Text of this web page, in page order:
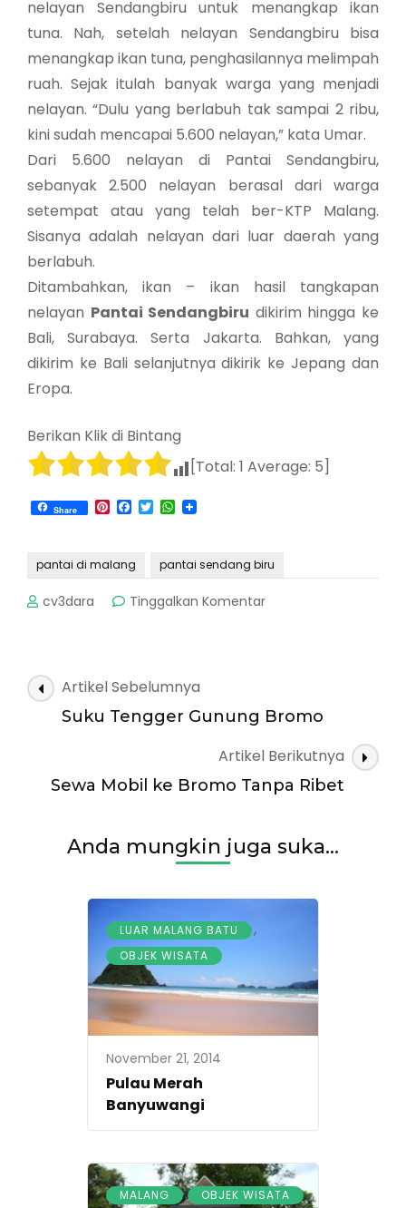
nelayan Sendangbiru untuk menangkap ikan
tuna. Nah, setelah nelayan Sendangbiru bisa
menangkap ikan tuna, penghasilannya melimpah
ruah. Sejak itulah banyak warga yang menjadi
nelayan. “Dulu yang berlabuh tak sampai 2 ribu,
kini sudah mencapai 5.600 nelayan,” kata Umar.
Dari 5.600 nelayan di Pantai Sendangbiru,
sebanyak 2.500 nelayan berasal dari warga
setempat atau yang telah ber-KTP Malang.
Sisanya adalah nelayan dari luar daerah yang
berlabuh.
Ditambahkan, ikan – ikan hasil tangkapan
nelayan Pantai Sendangbiru dikirim hingga ke
Bali, Surabaya. Serta Jakarta. Bahkan, yang
dikirim ke Bali selanjutnya dikirik ke Jepang dan
Eropa.
Berikan Klik di Bintang
[Total: 1 Average: 5]
Share Pinterest
Facebook
TwitterWhatsApp
pantai di malang pantai sendang biru
cv3dara Tinggalkan Komentarpada
Navigasi
Artikel
Artikel Sebelumnya
Suku Tengger Gunung Bromo
Artikel Berikutnya
Sewa Mobil ke Bromo Tanpa Ribet
Anda mungkin juga suka...
LUAR MALANG BATU ,
OBJEK WISATA
November 21, 2014
Pulau Merah
Banyuwangi
MALANG , OBJEK WISATA